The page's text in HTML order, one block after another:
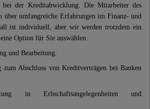
bei der Kreditabwicklung. Die Mitarbeiter des
über umfangreiche Erfahrungen im Finanz- und
ist individuell, aber wir werden trotzdem ein
Option für Sie auswählen.
und Bearbeitung.
zum Abschluss von Kreditverträgen bei Banken
in Erbschaftsangelegenheiten und